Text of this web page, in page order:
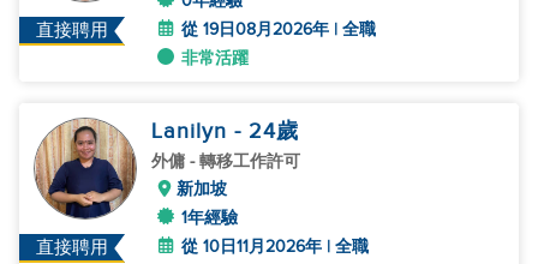
直接聘用
從 19日08月2026年 | 全職
非常活躍
直接聘用
Lanilyn - 24歲
外傭 - 轉移工作許可
新加坡
1年經驗
從 10日11月2026年 | 全職